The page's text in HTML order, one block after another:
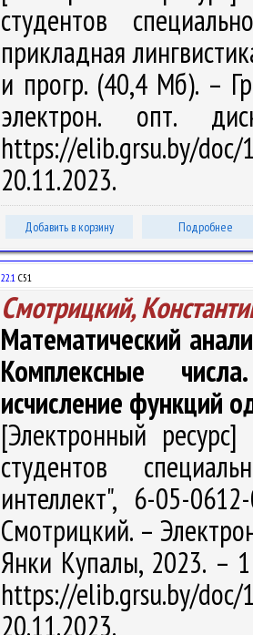
студентов
прикладная
и прогр. (40,4 Мб). –
электрон. опт.
https://elib.grsu.by/
20.11.2023.
Добавить в корзину Подробнее
22.1 С51
Смотрицкий,
Математический
Комплексные
исчисление функций
[Электронный
студентов
интеллект", 6-05-
Смотрицкий. –
Янки Купалы, 2023. –
https://elib.grsu.by/
20.11.2023.